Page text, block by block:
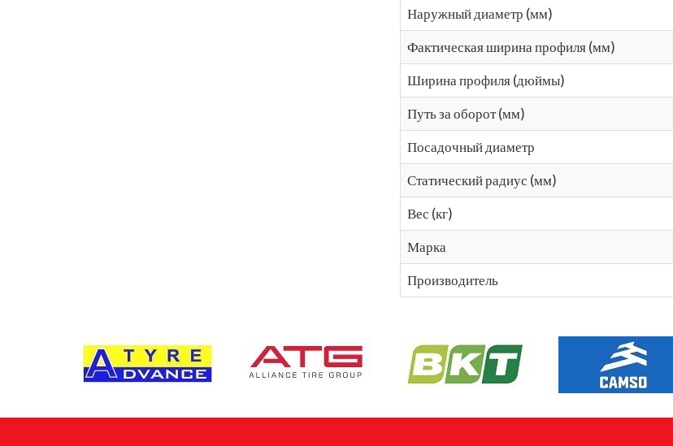
Наружный диаметр (мм)
Фактическая ширина профиля (мм)
Ширина профиля (дюймы)
Путь за оборот (мм)
Посадочный диаметр
Статический радиус (мм)
Вес (кг)
Марка
Производитель